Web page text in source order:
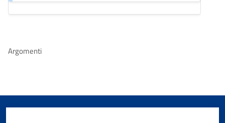
Argomenti